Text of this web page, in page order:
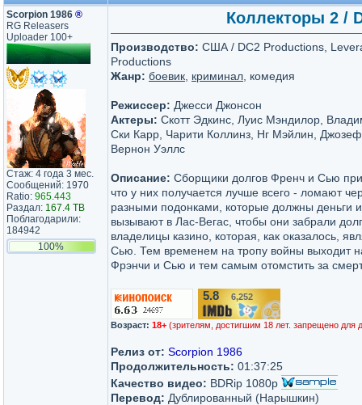
Scorpion 1986 ®
RG Releasers
Uploader 100+
Стаж: 4 года 3 мес.
Сообщений: 1970
Ratio: 965.443
Раздал: 167.4 TB
Поблагодарили:
184942
100%
Коллекторы 2 /
Производство: США / DC2 Productions,
Productions
Жанр: боевик криминал , комедия
Режиссер: Джесси Джонсон
Актеры: Скотт Эдкинс, Луис Мэндилор,
Ски Карр, Чарити Коллинз, Нг Мэйлин,
Вернон Уэллс
Описание: Сборщики долгов Френч и Сью
что у них получается лучше всего - ломают
разными подонками, которые должны деньги
вызывают в Лас-Вегас, чтобы они забрали
владелицы казино, которая, как оказалось,
Сью. Тем временем на тропу войны выходит
Фрэнчи и Сью и тем самым отомстить за
5.8 6,252
Возраст: 18+ (зрителям, достигшим 18 лет. запрещено для
Релиз от: Scorpion 1986
Продолжительность: 01:37:25
Качество видео: BDRip 1080p
Перевод: Дублированный (Нарышкин)